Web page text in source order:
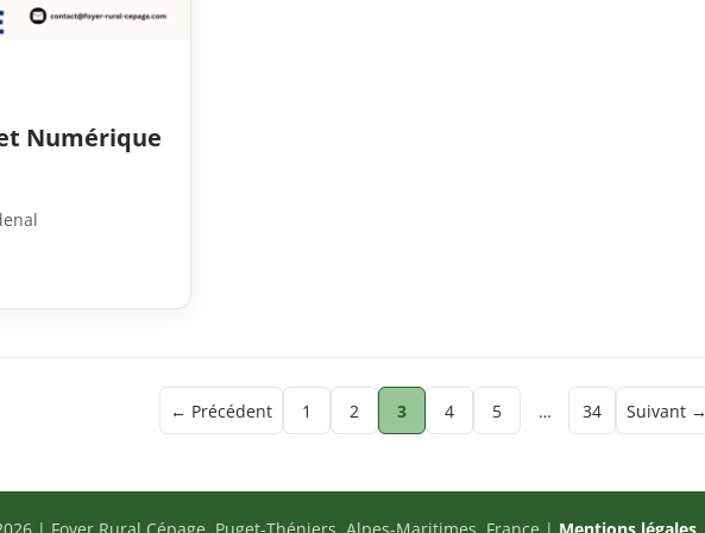
Numérique
← Précédent 1 2 3 4 5 … 34 Suivant →